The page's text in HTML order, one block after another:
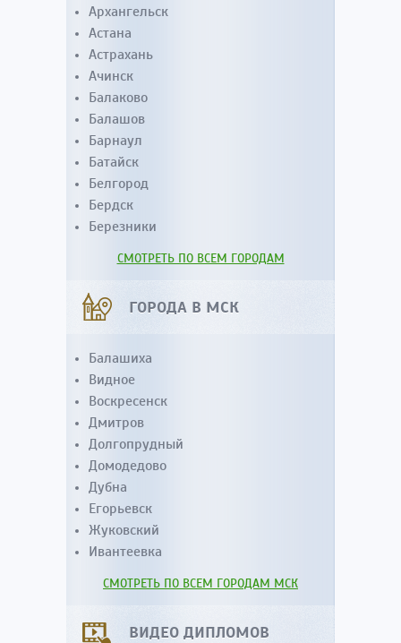
Архангельск
Астана
Астрахань
Ачинск
Балаково
Балашов
Барнаул
Батайск
Белгород
Бердск
Березники
СМОТРЕТЬ ПО ВСЕМ ГОРОДАМ
ГОРОДА В МСК
Балашиха
Видное
Воскресенск
Дмитров
Долгопрудный
Домодедово
Дубна
Егорьевск
Жуковский
Ивантеевка
СМОТРЕТЬ ПО ВСЕМ ГОРОДАМ МСК
ВИДЕО ДИПЛОМОВ